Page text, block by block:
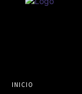
INICIO